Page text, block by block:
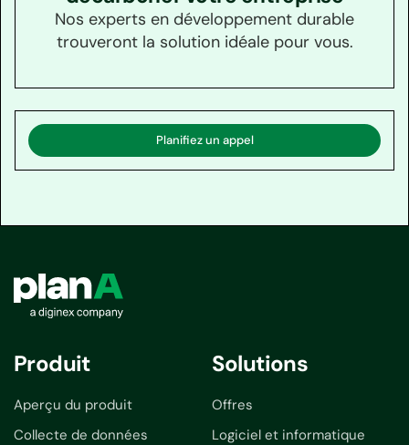
Nos experts en développement durable
trouveront la solution idéale pour vous.
Planifiez un appel
Produit
Aperçu du produit
Collecte de données
Solutions
Offres
Logiciel et informatique